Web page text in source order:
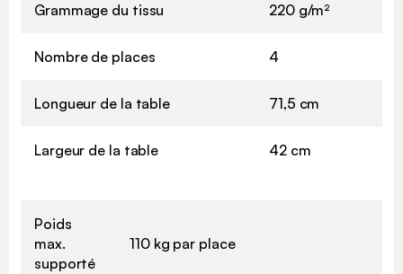
Grammage du tissu 220 g/m²
Nombre de places 4
Longueur de la table 71,5 cm
Largeur de la table 42 cm
Poids
max.
supporté
110 kg par place